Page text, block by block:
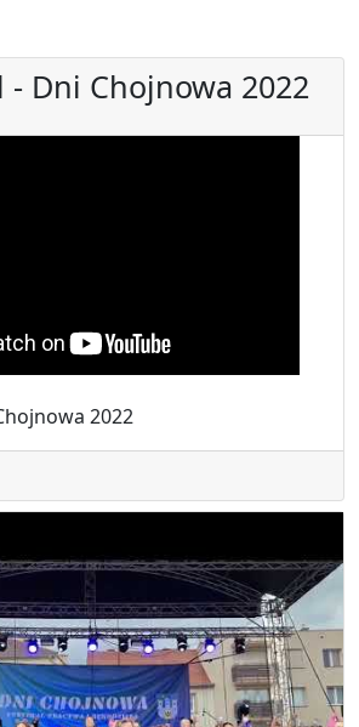
- Dni Chojnowa 2022
2022